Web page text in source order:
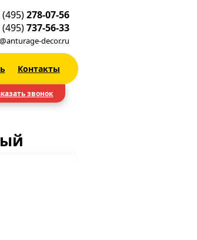
(495)278-07-56
(495)737-56-33
decor.ru
Контакты
звонок